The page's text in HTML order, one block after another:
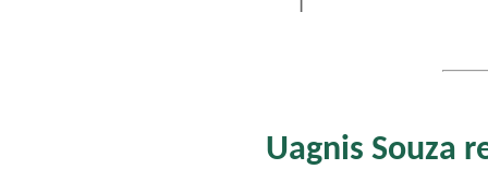
Uagnis Souza